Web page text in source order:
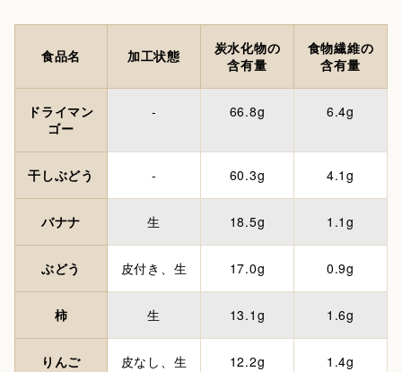
食品名 加工状態
炭水化物の
含有量
食物繊維の
含有量
ドライマン
ゴー
- 66.8g 6.4g
干しぶどう - 60.3g 4.1g
バナナ 生 18.5g 1.1g
ぶどう 皮付き、生 17.0g 0.9g
柿 生 13.1g 1.6g
りんご 皮なし、生 12.2g 1.4g